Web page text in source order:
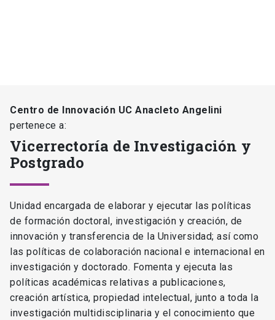
Centro de Innovación UC Anacleto Angelini
pertenece a:
Vicerrectoría de Investigación y
Postgrado
Unidad encargada de elaborar y ejecutar las políticas
de formación doctoral, investigación y creación, de
innovación y transferencia de la Universidad; así como
las políticas de colaboración nacional e internacional en
investigación y doctorado. Fomenta y ejecuta las
políticas académicas relativas a publicaciones,
creación artística, propiedad intelectual, junto a toda la
investigación multidisciplinaria y el conocimiento que